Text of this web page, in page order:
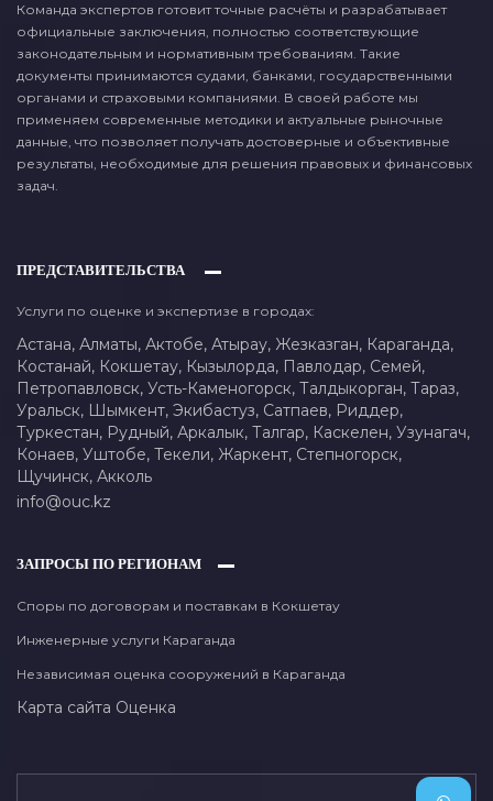
Команда экспертов готовит точные расчёты и разрабатывает
официальные заключения, полностью соответствующие
законодательным и нормативным требованиям. Такие
документы принимаются судами, банками, государственными
органами и страховыми компаниями. В своей работе мы
применяем современные методики и актуальные рыночные
данные, что позволяет получать достоверные и объективные
результаты, необходимые для решения правовых и финансовых
задач.
ПРЕДСТАВИТЕЛЬСТВА
Услуги по оценке и экспертизе в городах:
Астана, Алматы, Актобе, Атырау, Жезказган, Караганда,
Костанай, Кокшетау, Кызылорда, Павлодар, Семей,
Петропавловск, Усть-Каменогорск, Талдыкорган, Тараз,
Уральск, Шымкент, Экибастуз, Сатпаев, Риддер,
Туркестан, Рудный, Аркалык, Талгар, Каскелен, Узунагач,
Конаев, Уштобе, Текели, Жаркент, Степногорск,
Щучинск, Акколь
info@ouc.kz
ЗАПРОСЫ ПО РЕГИОНАМ
Споры по договорам и поставкам в Кокшетау
Инженерные услуги Караганда
Независимая оценка сооружений в Караганда
Карта сайта Оценка